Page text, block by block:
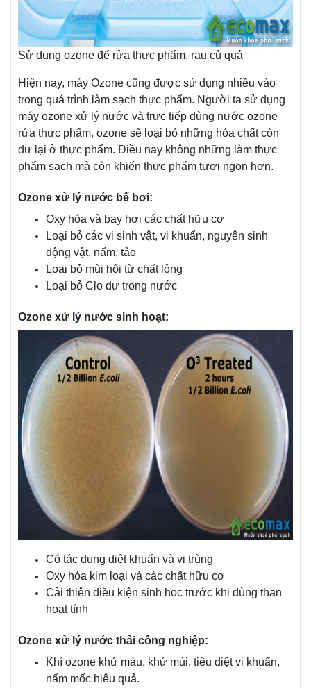
Sử dụng ozone để rửa thực phẩm, rau củ quả
Hiện nay, máy Ozone cũng được sử dụng nhiều vào
trong quá trình làm sạch thực phẩm. Người ta sử dụng
máy ozone xử lý nước và trực tiếp dùng nước ozone
rửa thưc phẩm, ozone sẽ loại bỏ những hóa chất còn
dư lại ở thực phẩm. Điều nay không những làm thực
phẩm sạch mà còn khiến thực phẩm tươi ngon hơn.
Ozone xử lý nước bể bơi:
Oxy hóa và bay hơi các chất hữu cơ
Loại bỏ các vi sinh vật, vi khuẩn, nguyên sinh
động vật, nấm, tảo
Loại bỏ mùi hôi từ chất lỏng
Loại bỏ Clo dư trong nước
Ozone xử lý nước sinh hoạt:
Có tác dụng diệt khuẩn và vi trùng
Oxy hóa kim loại và các chất hữu cơ
Cải thiện điều kiện sinh học trước khi dùng than
hoạt tính
Ozone xử lý nước thải công nghiệp:
Khí ozone khử màu, khử mùi, tiêu diệt vi khuẩn,
nấm mốc hiệu quả.